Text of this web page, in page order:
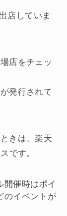
店していま
店をチェッ
が発行されて
きは、楽天
です。
開催時はポイ
のイベントが